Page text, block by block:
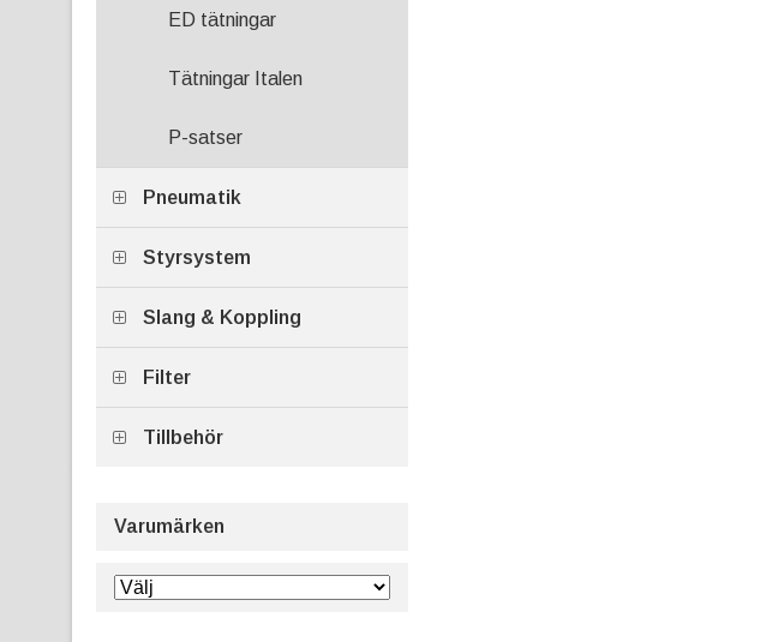
ED tätningar
Tätningar Italen
P-satser
Pneumatik
Styrsystem
Slang & Koppling
Filter
Tillbehör
Varumärken